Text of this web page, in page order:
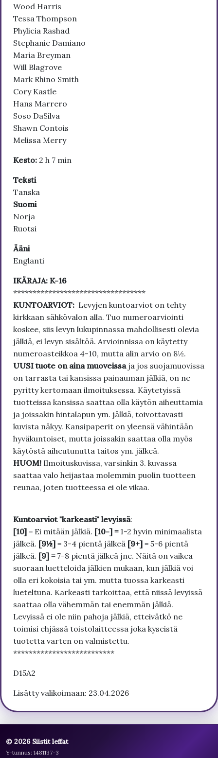
Wood Harris
Tessa Thompson
Phylicia Rashad
Stephanie Damiano
Maria Breyman
Will Blagrove
Mark Rhino Smith
Cory Kastle
Hans Marrero
Soso DaSilva
Shawn Contois
Melissa Merry
Kesto: 2 h 7 min
Teksti
Tanska
Suomi
Norja
Ruotsi
Ääni
Englanti
IKÄRAJA: K-16
**********************************
KUNTOARVIOT: Levyjen kuntoarviot on tehty
kirkkaan sähkövalon alla. Tuo numeroarviointi
koskee, siis levyn lukupinnassa mahdollisesti olevia
jälkiä, ei levyn sisältöä. Arvioinnissa on käytetty
numeroasteikkoa 4-10, mutta alin arvio on 8½.
UUSI tuote on aina muoveissa ja jos suojamuovissa
on tarrasta tai kansissa painauman jälkiä, on ne
pyritty kertomaan ilmoituksessa. Käytetyissä
tuotteissa kansissa saattaa olla käytön aiheuttamia
ja joissakin hintalapun ym. jälkiä, toivottavasti
kuvista näkyy. Kansipaperit on yleensä vähintään
hyväkuntoiset, mutta joissakin saattaa olla myös
käytöstä aiheutunutta taitos ym. jälkeä.
HUOM! Ilmoituskuvissa, varsinkin 3. kuvassa
saattaa valo heijastaa molemmin puolin tuotteen
reunaa, joten tuotteessa ei ole vikaa.
Kuntoarviot "karkeasti" levyissä:
[10] = Ei mitään jälkiä. [10-] = 1-2 hyvin minimaalista
jälkeä. [9½] = 3-4 pientä jälkeä [9+] = 5-6 pientä
jälkeä. [9] = 7-8 pientä jälkeä jne. Näitä on vaikea
suoraan luetteloida jälkien mukaan, kun jälkiä voi
olla eri kokoisia tai ym. mutta tuossa karkeasti
lueteltuna. Karkeasti tarkoittaa, että niissä levyissä
saattaa olla vähemmän tai enemmän jälkiä.
Levyissä ei ole niin pahoja jälkiä, etteivätkö ne
toimisi ehjässä toistolaitteessa joka kyseistä
tuotetta varten on valmistettu.
**************************
D15A2
Lisätty valikoimaan: 23.04.2026
© 2026 Siistit leffat
Y-tunnus: 1481137-3